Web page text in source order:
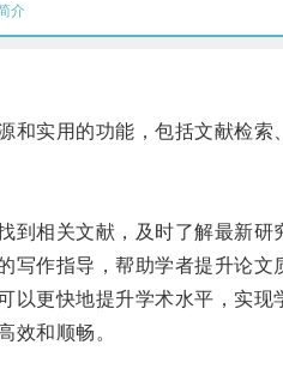
介
实用的功能，包括文献检索
相关文献，及时了解最新研
作指导，帮助学者提升论文
更快地提升学术水平，实现
和顺畅。